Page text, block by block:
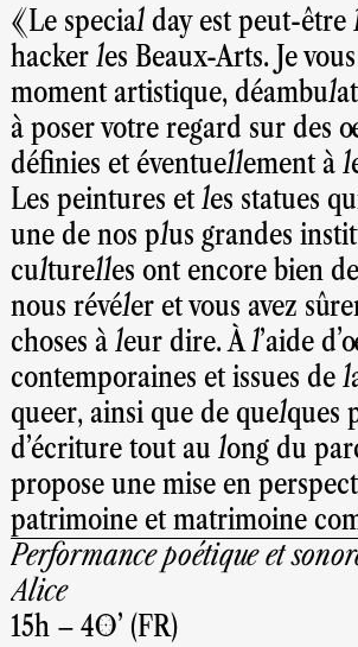
«Le special day est peut-être
hacker les Beaux-Arts. Je
moment artistique,
à poser votre regard sur des
définies et éventuellement à
Les peintures et les statues
une de nos plus grandes
culturelles ont encore bien
nous révéler et vous avez
choses à leur dire. À l’aide
contemporaines et issues de
queer, ainsi que de quelques
d’écriture tout au long du
propose une mise en
patrimoine et matrimoine
Performance poétique et
Alice
15h – 40’ (FR)